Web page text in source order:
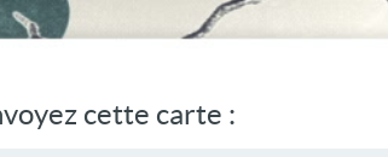
vidéo
cette carte :